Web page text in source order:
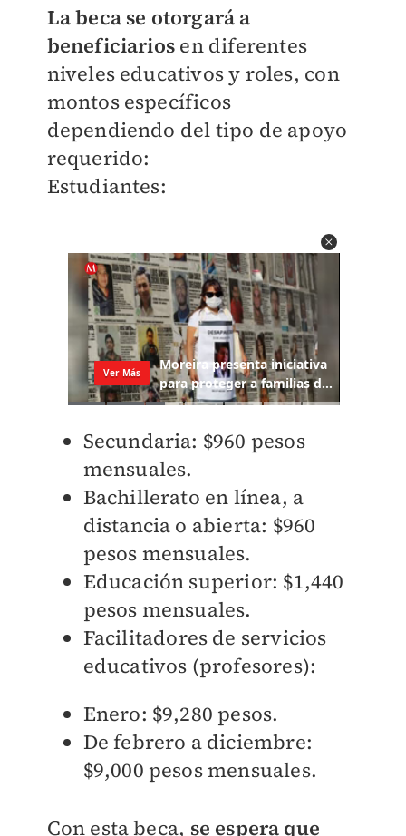
La beca se otorgará a
beneficiarios en diferentes
niveles educativos y roles, con
montos específicos
dependiendo del tipo de apoyo
requerido:
Estudiantes:
Secundaria: $960 pesos
mensuales.
Bachillerato en línea, a
distancia o abierta: $960
pesos mensuales.
Educación superior: $1,440
pesos mensuales.
Facilitadores de servicios
educativos (profesores):
Enero: $9,280 pesos.
De febrero a diciembre:
$9,000 pesos mensuales.
Con esta beca, se espera que